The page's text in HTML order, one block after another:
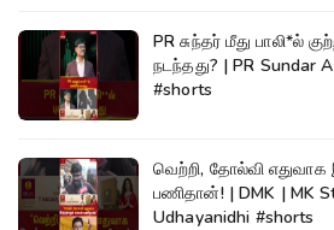
PR சுந்தர் மீது பாலி*ல்
நடந்தது? | PR Sundar
#shorts
வெற்றி, தோல்வி
பணிதான்! | DMK | MK
Udhayanidhi #shorts